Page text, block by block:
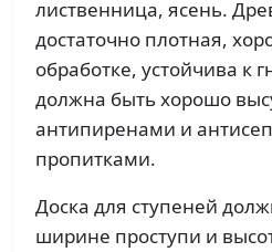
лиственница, ясень.
достаточно плотная,
обработке, устойчива к
должна быть хорошо
антипиренами и
пропитками.
Доска для ступеней
ширине проступи и